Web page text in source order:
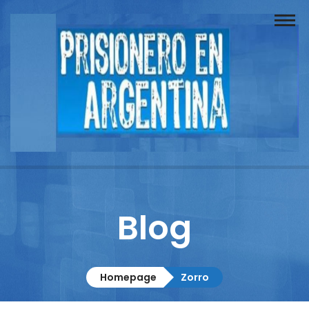
Buscador
Documentos
Contacto
Blog
Homepage Zorro